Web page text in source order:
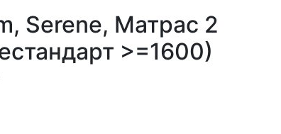
Serene, Матрас 2
>=1600)